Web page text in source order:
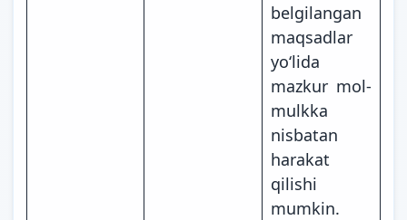
belgilangan
maqsadlar
yoʻlida
mazkur mol-
mulkka
nisbatan
harakat
qilishi
mumkin.